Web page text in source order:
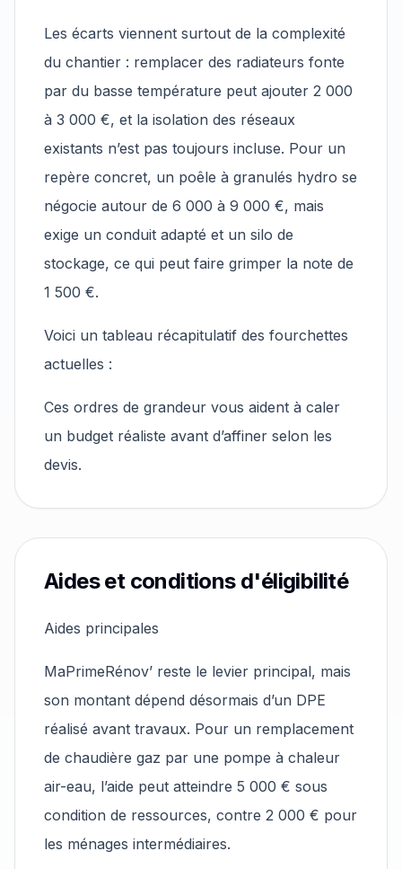
Les écarts viennent surtout de la complexité
du chantier : remplacer des radiateurs fonte
par du basse température peut ajouter 2 000
à 3 000 €, et la isolation des réseaux
existants n’est pas toujours incluse. Pour un
repère concret, un poêle à granulés hydro se
négocie autour de 6 000 à 9 000 €, mais
exige un conduit adapté et un silo de
stockage, ce qui peut faire grimper la note de
1 500 €.
Voici un tableau récapitulatif des fourchettes
actuelles :
Ces ordres de grandeur vous aident à caler
un budget réaliste avant d’affiner selon les
devis.
Aides et conditions d'éligibilité
Aides principales
MaPrimeRénov’ reste le levier principal, mais
son montant dépend désormais d’un DPE
réalisé avant travaux. Pour un remplacement
de chaudière gaz par une pompe à chaleur
air-eau, l’aide peut atteindre 5 000 € sous
condition de ressources, contre 2 000 € pour
les ménages intermédiaires.